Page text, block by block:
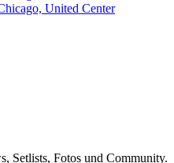
United Center
Setlists, Fotos und Community.